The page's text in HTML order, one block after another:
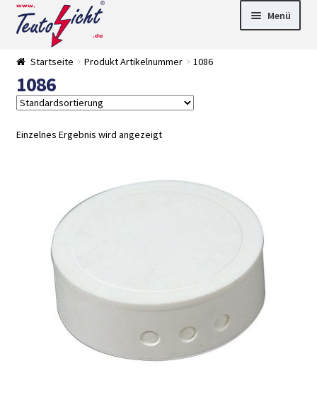
Zur
Navigation
springen
Springe
zum
Menü
Startseite Produkt Artikelnummer 1086
1086
Einzelnes Ergebnis wird angezeigt